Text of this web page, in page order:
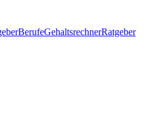
BerufeGehaltsrechnerRatgeber